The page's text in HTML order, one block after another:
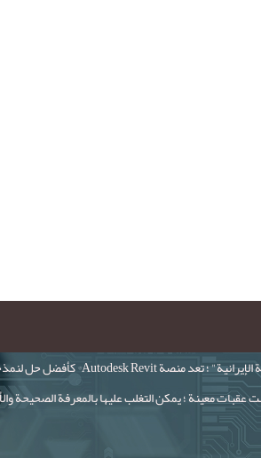
عقبات معينة ؛ يمكن التغلب عليها بالمعرفة الصحيحة